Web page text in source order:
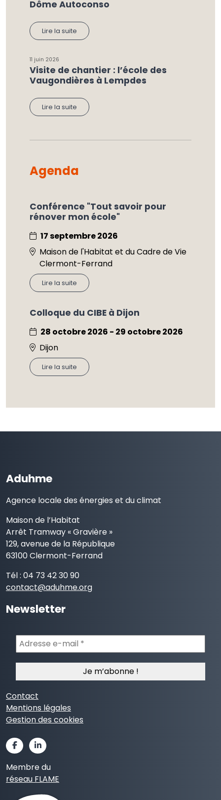
Dôme Autoconso
Lire la suite
11 juin 2026
Visite de chantier : l’école des
Vaugondières à Lempdes
Lire la suite
Agenda
Conférence "Tout savoir pour
rénover mon école"
17 septembre 2026
Maison de l'Habitat et du Cadre de Vie
Clermont-Ferrand
Lire la suite
Colloque du CIBE à Dijon
28 octobre 2026 - 29 octobre 2026
Dijon
Lire la suite
Aduhme
Agence locale des énergies et du climat
Maison de l’Habitat
Arrêt Tramway « Gravière »
129, avenue de la République
63100 Clermont-Ferrand
Tél : 04 73 42 30 90
contact@aduhme.org
Newsletter
Adresse
e-
mail
Contact
Mentions légales
Gestion des cookies
Membre du
réseau FLAME